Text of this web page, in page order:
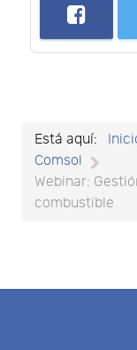
Está aquí:
Comsol
Webinar:
combustible